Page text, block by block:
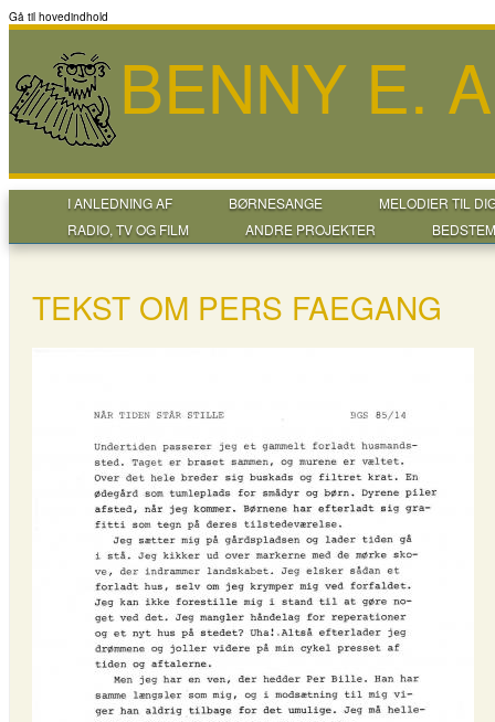
Gå til hovedindhold
BENNY E.
I ANLEDNING AF BØRNESANGE
MELODIER TIL
RADIO, TV OG FILM
ANDRE PROJEKTER
TEKST OM PERS FAEGANG